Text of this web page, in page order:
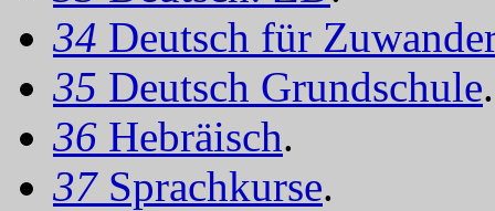
34 Deutsch für
35 Deutsch Grundschule.
36 Hebräisch.
37 Sprachkurse.